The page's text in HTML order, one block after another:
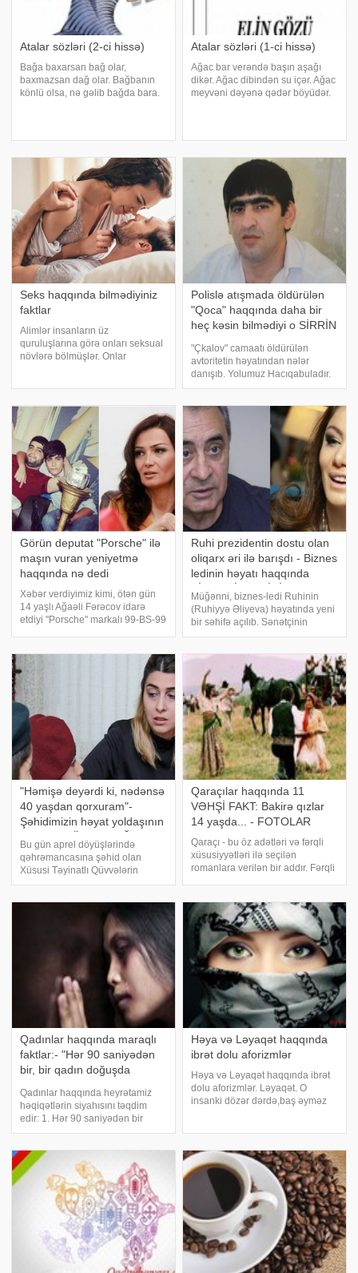
Atalar sözləri (2-ci hissə)
Bağa baxarsan bağ olar,
baxmazsan dağ olar. Bağbanın
könlü olsa, nə gəlib bağda bara.
gətirəni, el gətir
Atalar sözləri (1-ci hissə)
Ağac bar verəndə başın aşağı
dikər. Ağac dibindən su içər. Ağac
meyvəni dəyənə qədər böyüdər.
Seks haqqında bilmədiyiniz
faktlar
Alimlər insanların üz
quruluşlarına görə onları seksual
növlərə bölmüşlər. Onlar
adamları toplamışlar. Onların
araşdırmaları valideyinlərin
Polislə atışmada öldürülən
"Qoca" haqqında daha bir
heç kəsin bilmədiyi o SİRRİN
FOTO
"Çkalov" camaatı öldürülən
avtoritetin həyatından nələr
danışıb. Yolumuz Hacıqabuladır.
"Qoca"nın yas yerinə gedirik.
ünvanını xəbər aldıq. Səsi
xırıldayan, yaşlı bir
Görün deputat "Porsche" ilə
maşın vuran yeniyetmə
haqqında nə dedi
Xəbər verdiyimiz kimi, ötən gün
14 yaşlı Ağaəli Fərəcov idarə
etdiyi "Porsche" markalı 99-BS-99
Xəyalə Məmmədovanı vurub.
Qəza nəticəsində X.Məmmədov
Ruhi prezidentin dostu olan
oliqarx əri ilə barışdı - Biznes
ledinin həyatı haqqında
Müğənni, biznes-ledi Ruhinin
(Ruhiyyə Əliyeva) həyatında yeni
bir səhifə açılıb. Sənətçinin
uşaqlarının atası, Rusiya
kimi tanınan azərbaycanlı oliqarx-
professor İlham Rəhimovla
barışdığ
"Həmişə deyərdi ki, nədənsə
40 yaşdan qorxuram"-
Şəhidimizin həyat yoldaşının
FOTOLAR
Bu gün aprel döyüşlərində
qəhrəmancasına şəhid olan
Xüsusi Təyinatlı Qüvvələrin
polkovnik-leytenantı, Milli
günündən bir neçə gün sonra
şəhid olub. Murad Mirzəyev
Qaraçılar haqqında 11
VƏHŞİ FAKT: Bakirə qızlar
14 yaşda... - FOTOLAR
Qaraçı - bu öz adətləri və fərqli
xüsusiyyətləri ilə seçilən
romanlara verilən bir addır. Fərqli
xalqı heç vaxt anlaya bilməmişik.
-ın qaraçılar haqqında vəhşi
faktlar
Qadınlar haqqında maraqlı
faktlar:- "Hər 90 saniyədən
bir, bir qadın doğuşda
Qadınlar haqqında heyrətamiz
həqiqətlərin siyahısını təqdim
edir: 1. Hər 90 saniyədən bir
dünyada bir qadın doğuş zamanı
ərzində 20 min söz işlətdiyi
zamanda, kişilər 7 min sözlə
günü tamamlayırlar
Həya və Ləyaqət haqqında
ibrət dolu aforizmlər
Həya və Ləyaqət haqqında ibrət
dolu aforizmlər. Ləyaqət. O
insanki dözər dərdə,baş əyməz
Qanını çörəyinə yavanlıq elə,.
Başını dik saxla,ba